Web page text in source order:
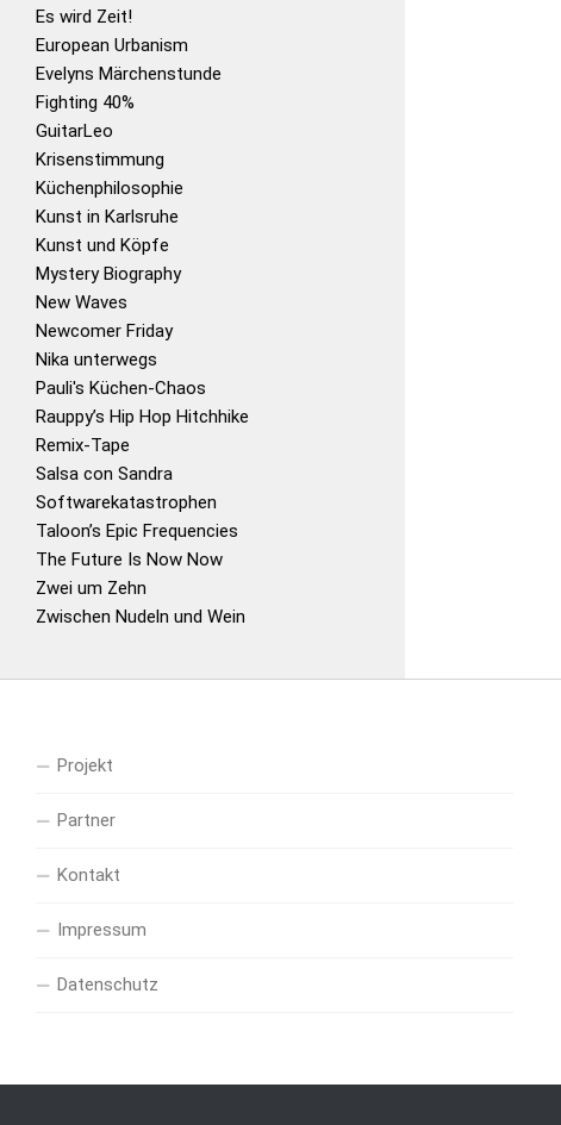
Es wird Zeit!
European Urbanism
Evelyns Märchenstunde
Fighting 40%
GuitarLeo
Krisenstimmung
Küchenphilosophie
Kunst in Karlsruhe
Kunst und Köpfe
Mystery Biography
New Waves
Newcomer Friday
Nika unterwegs
Pauli's Küchen-Chaos
Rauppy’s Hip Hop Hitchhike
Remix-Tape
Salsa con Sandra
Softwarekatastrophen
Taloon’s Epic Frequencies
The Future Is Now Now
Zwei um Zehn
Zwischen Nudeln und Wein
Projekt
Partner
Kontakt
Impressum
Datenschutz